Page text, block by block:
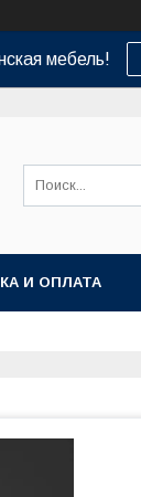
мебель!
И ОПЛАТА